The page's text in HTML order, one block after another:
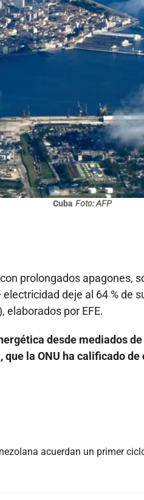
Cuba Foto: AFP
prolongados apagones,
deje al 64 % de
elaborados por EFE.
desde mediados
, que la ONU ha calificado
acuerdan un primer